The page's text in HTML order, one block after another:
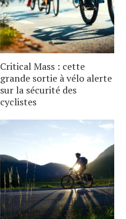
Critical Mass : cette
grande sortie à vélo alerte
sur la sécurité des
cyclistes